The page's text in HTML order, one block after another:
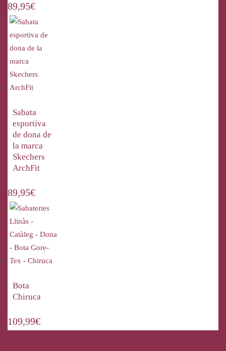
89,95€
Sabata
esportiva
de dona de
la marca
Skechers
ArchFit
89,95€
Bota
Chiruca
109,99€